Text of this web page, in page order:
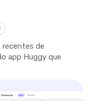
recentes de
app Huggy que